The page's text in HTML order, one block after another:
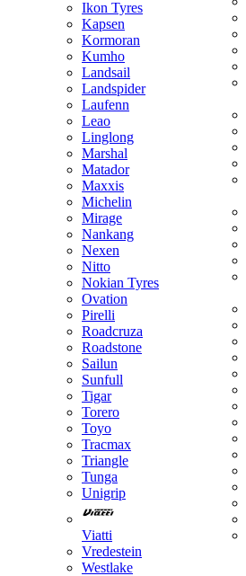
Ikon Tyres
Kapsen
Kormoran
Kumho
Landsail
Landspider
Laufenn
Leao
Linglong
Marshal
Matador
Maxxis
Michelin
Mirage
Nankang
Nexen
Nitto
Nokian Tyres
Ovation
Pirelli
Roadcruza
Roadstone
Sailun
Sunfull
Tigar
Torero
Toyo
Tracmax
Triangle
Tunga
Unigrip
Viatti
Vredestein
Westlake